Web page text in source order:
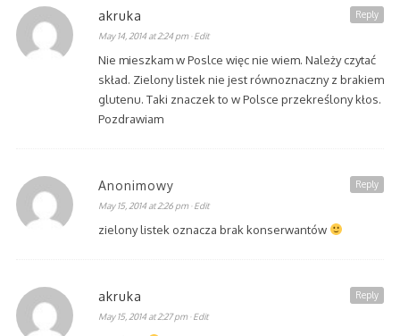
akruka
May 14, 2014 at 2:24 pm · Edit
Nie mieszkam w Poslce więc nie wiem. Należy czytać
skład. Zielony listek nie jest równoznaczny z brakiem
glutenu. Taki znaczek to w Polsce przekreślony kłos.
Pozdrawiam
Reply
Anonimowy
May 15, 2014 at 2:26 pm · Edit
zielony listek oznacza brak konserwantów
Reply
akruka
May 15, 2014 at 2:27 pm · Edit
Reply